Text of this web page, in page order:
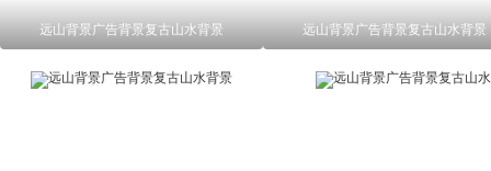
远山背景广告背景复古山水背景 远山背景广告背景复古山水背景